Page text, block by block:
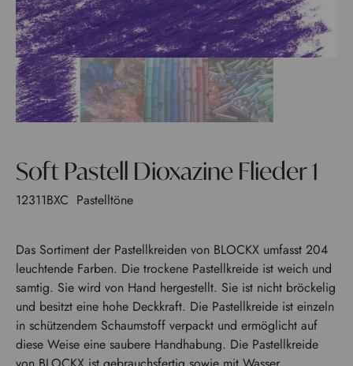
Soft Pastell Dioxazine Flieder 1
12311BXC Pastelltöne
Das Sortiment der Pastellkreiden von BLOCKX umfasst 204
leuchtende Farben. Die trockene Pastellkreide ist weich und
samtig. Sie wird von Hand hergestellt. Sie ist nicht bröckelig
und besitzt eine hohe Deckkraft. Die Pastellkreide ist einzeln
in schützendem Schaumstoff verpackt und ermöglicht auf
diese Weise eine saubere Handhabung. Die Pastellkreide